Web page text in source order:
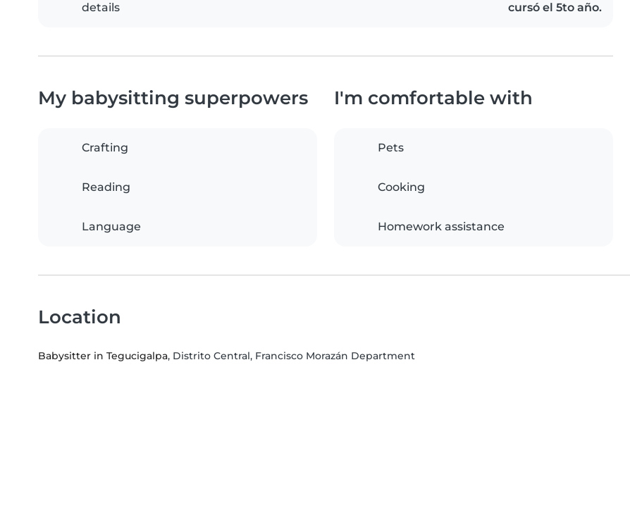
details
cursó el 5to año.
My babysitting superpowers
Crafting
Reading
Language
I'm comfortable with
Pets
Cooking
Homework assistance
Location
Babysitter in Tegucigalpa, Distrito Central, Francisco Morazán Department